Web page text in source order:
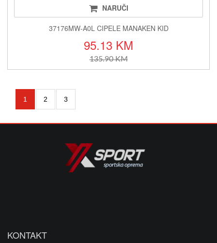
NARUČI
37176MW-A0L CIPELE MANAKEN KID
95.13 KM
135.90 KM
1 2 3
KONTAKT